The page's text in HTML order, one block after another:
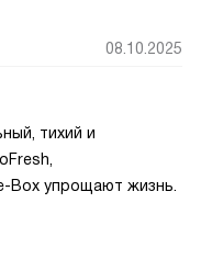
08.10.2025
тихий и
Box упрощают жизнь.